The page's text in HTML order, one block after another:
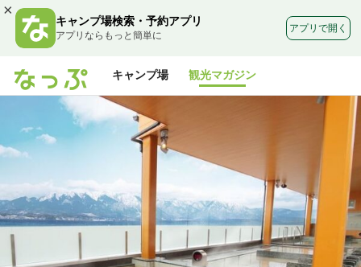
×
キャンプ場検索・予約アプリ
アプリならもっと簡単に
アプリで開く
キャンプ場 観光マガジン